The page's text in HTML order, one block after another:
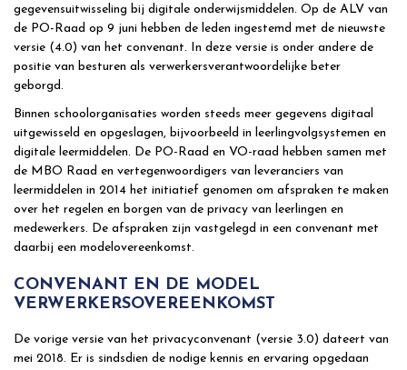
gegevensuitwisseling bij digitale onderwijsmiddelen. Op de ALV van
de PO-Raad op 9 juni hebben de leden ingestemd met de nieuwste
versie (4.0) van het convenant. In deze versie is onder andere de
positie van besturen als verwerkersverantwoordelijke beter
geborgd.
Binnen schoolorganisaties worden steeds meer gegevens digitaal
uitgewisseld en opgeslagen, bijvoorbeeld in leerlingvolgsystemen en
digitale leermiddelen. De PO-Raad en VO-raad hebben samen met
de MBO Raad en vertegenwoordigers van leveranciers van
leermiddelen in 2014 het initiatief genomen om afspraken te maken
over het regelen en borgen van de privacy van leerlingen en
medewerkers. De afspraken zijn vastgelegd in een convenant met
daarbij een modelovereenkomst.
CONVENANT EN DE MODEL
VERWERKERSOVEREENKOMST
De vorige versie van het privacyconvenant (versie 3.0) dateert van
mei 2018. Er is sindsdien de nodige kennis en ervaring opgedaan